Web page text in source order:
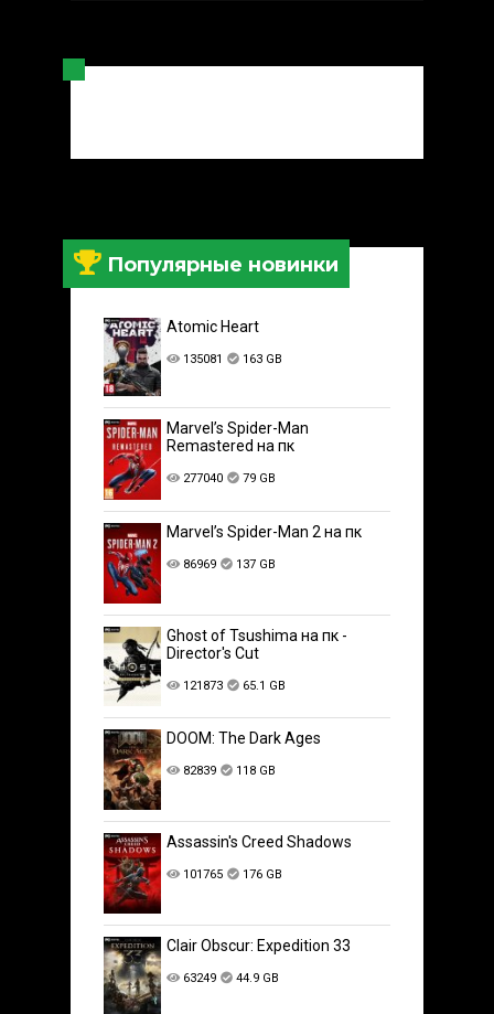
Популярные новинки
Atomic Heart
135081 163 GB
Marvel’s Spider-Man
Remastered на пк
277040 79 GB
Marvel’s Spider-Man 2 на пк
86969 137 GB
Ghost of Tsushima на пк -
Director's Cut
121873 65.1 GB
DOOM: The Dark Ages
82839 118 GB
Assassin's Creed Shadows
101765 176 GB
Clair Obscur: Expedition 33
63249 44.9 GB